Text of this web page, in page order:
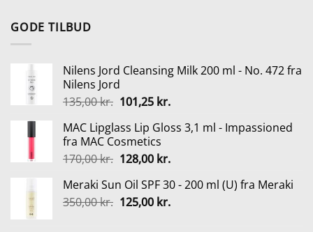
GODE TILBUD
Nilens Jord Cleansing Milk 200 ml - No. 472 fra
Nilens Jord
135,00kr. Den
pris
var:
135,00 kr..
101,25 kr.Den
pris
101,25 kr..
MAC Lipglass Lip Gloss 3,1 ml - Impassioned
fra MAC Cosmetics
170,00kr. Den
pris
var:
128,00 kr.Den
pris
er:
Meraki Sun Oil SPF 30 - 200 ml (U) fra Meraki
350,00kr. Den
125,00 kr.Den